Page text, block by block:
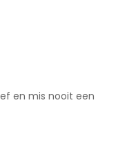
en mis nooit een